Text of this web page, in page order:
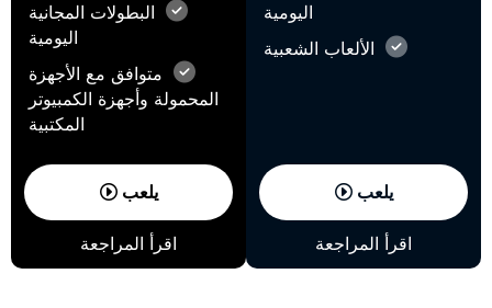
اليومية
الألعاب الشعبية
يلعب
اقرأ المراجعة
البطولات المجانية
اليومية
متوافق مع الأجهزة
المحمولة وأجهزة الكمبيوتر
المكتبية
يلعب
اقرأ المراجعة